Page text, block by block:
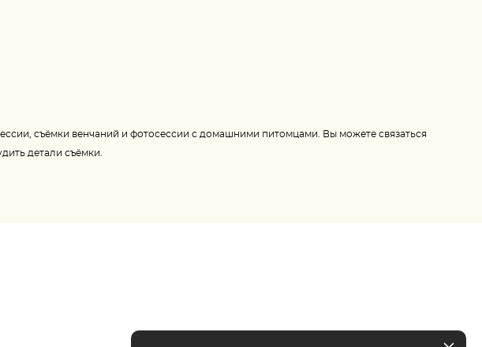
съёмки венчаний и фотосессии с домашними питомцами. Вы можете связаться
детали съёмки.